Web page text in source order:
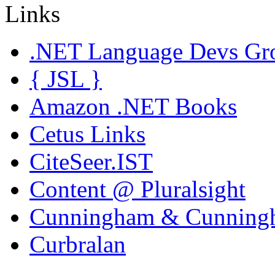
Links
.NET Language Devs
{ JSL }
Amazon .NET Books
Cetus Links
CiteSeer.IST
Content @ Pluralsight
Cunningham &
Curbralan